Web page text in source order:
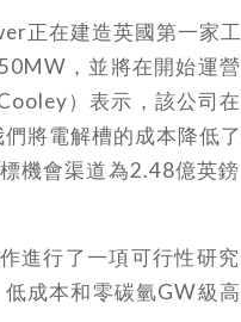
正在建造英國第一家
，並將在開始運
）表示，該公司
將電解槽的成本降低
機會渠道為2.48億英
行了一項可行性研
成本和零碳氫GW級